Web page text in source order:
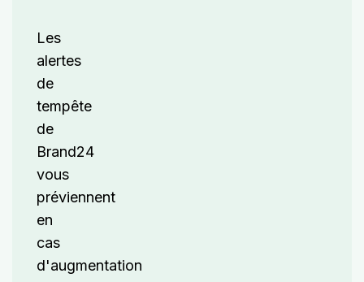
Les
alertes
de
tempête
de
Brand24
vous
préviennent
en
cas
d'augmentation